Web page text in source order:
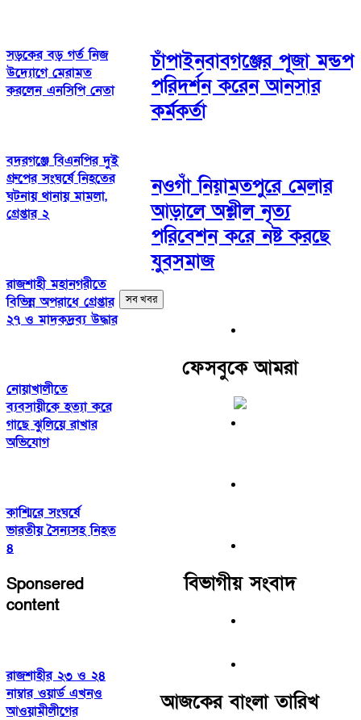
সড়কের বড় গর্ত নিজ
উদ্যোগে মেরামত
করলেন এনসিপি নেতা
বদরগঞ্জে বিএনপির দুই
গ্রুপের সংঘর্ষে নিহতের
ঘটনায় থানায় মামলা,
গ্রেপ্তার ২
রাজশাহী মহানগরীতে
বিভিন্ন অপরাধে গ্রেপ্তার
২৭ ও মাদকদ্রব্য উদ্ধার
নোয়াখালীতে
ব্যবসায়ীকে হত্যা করে
গাছে ঝুলিয়ে রাখার
অভিযোগ
কাশ্মিরে সংঘর্ষে
ভারতীয় সৈন্যসহ নিহত
৪
Sponsered
content
রাজশাহীর ২৩ ও ২৪
নাম্বার ওয়ার্ড এখনও
আওয়ামীলীগের
চাঁপাইনবাবগঞ্জের পূজা মন্ডপ
পরিদর্শন করেন আনসার
কর্মকর্তা
নওগাঁ নিয়ামতপুরে মেলার
আড়ালে অশ্লীল নৃত্য
পরিবেশন করে নষ্ট করছে
যুবসমাজ
সব খবর
ফেসবুকে আমরা
বিভাগীয় সংবাদ
আজকের বাংলা তারিখ